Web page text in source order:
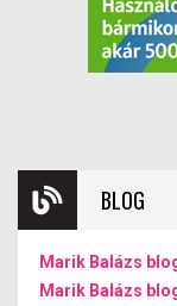
BLOG
Marik Balázs
Marik Balázs